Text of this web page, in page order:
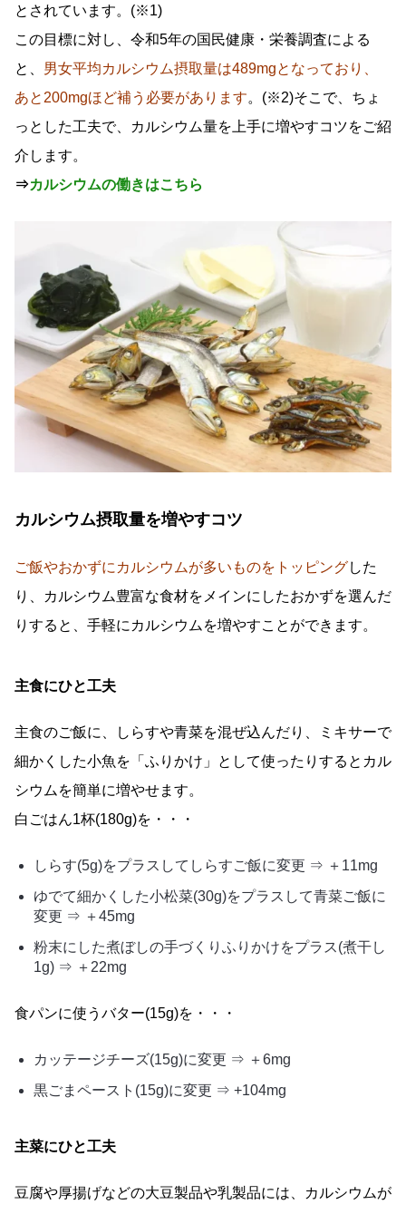
とされています。(※1)
この目標に対し、令和5年の国民健康・栄養調査による
と、 男女平均カルシウム摂取量は489mgとなっており、
あと200mgほど補う必要があります。(※2)そこで、ちょ
っとした工夫で、カルシウム量を上手に増やすコツをご紹
介します。
⇒カルシウムの働きはこちら
カルシウム摂取量を増やすコツ
ご飯やおかずにカルシウムが多いものをトッピングした
り、カルシウム豊富な食材をメインにしたおかずを選んだ
りすると、手軽にカルシウムを増やすことができます。
主食にひと工夫
主食のご飯に、しらすや青菜を混ぜ込んだり、ミキサーで
細かくした小魚を「ふりかけ」として使ったりするとカル
シウムを簡単に増やせます。
白ごはん1杯(180g)を・・・
しらす(5g)をプラスしてしらすご飯に変更 ⇒ ＋11mg
ゆでて細かくした小松菜(30g)をプラスして青菜ご飯に
変更 ⇒ ＋45mg
粉末にした煮ぼしの手づくりふりかけをプラス(煮干し
1g) ⇒ ＋22mg
食パンに使うバター(15g)を・・・
カッテージチーズ(15g)に変更 ⇒ ＋6mg
黒ごまペースト(15g)に変更 ⇒ +104mg
主菜にひと工夫
豆腐や厚揚げなどの大豆製品や乳製品には、カルシウムが